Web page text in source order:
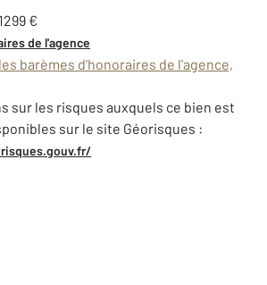
€
de l'agence
barèmes d'honoraires de l'agence,
sur les risques auxquels ce bien est
sur le site Géorisques :